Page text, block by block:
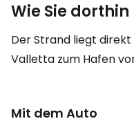
Wie Sie
Der Strand liegt
Valletta zum Hafen
Mit dem Auto